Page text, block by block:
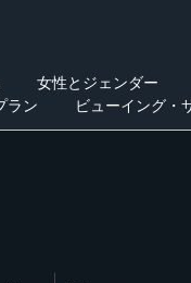
女性とジェンダー
ラン ビューイング・